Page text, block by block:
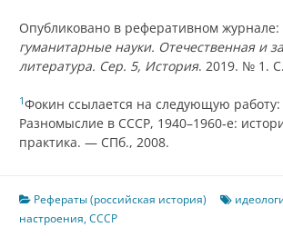
Опубликовано в реферативном журнале:
гуманитарные науки. Отечественная и
литература. Сер. 5, История. 2019. № 1.
1Фокин ссылается на следующую работу:
Разномыслие в СССР, 1940–1960‑е:
практика. — СПб., 2008.
Рефераты (российская история)
настроения,СССР